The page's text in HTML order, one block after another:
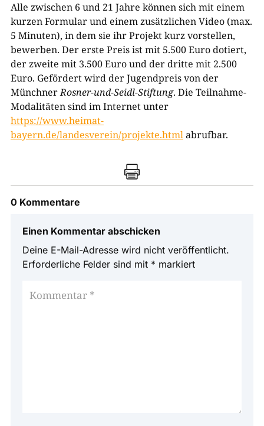
Alle zwischen 6 und 21 Jahre können sich mit einem
kurzen Formular und einem zusätzlichen Video (max.
5 Minuten), in dem sie ihr Projekt kurz vorstellen,
bewerben. Der erste Preis ist mit 5.500 Euro dotiert,
der zweite mit 3.500 Euro und der dritte mit 2.500
Euro. Gefördert wird der Jugendpreis von der
MünchnerRosner-und-Seidl-Stiftung. Die Teilnahme-
Modalitäten sind im Internet unter
https://www.heimat-
bayern.de/landesverein/projekte.htmlabrufbar.

0 Kommentare
Einen Kommentar abschicken
Deine E-Mail-Adresse wird nicht veröffentlicht.
Erforderliche Felder sind mit * markiert